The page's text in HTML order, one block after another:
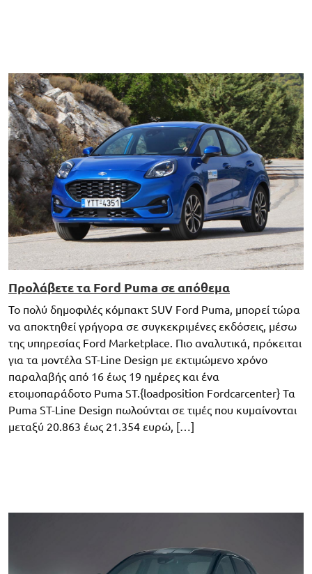
Προλάβετε τα Ford Puma σε απόθεμα
Το πολύ δημοφιλές κόμπακτ SUV Ford Puma, μπορεί τώρα
να αποκτηθεί γρήγορα σε συγκεκριμένες εκδόσεις, μέσω
της υπηρεσίας Ford Marketplace. Πιο αναλυτικά, πρόκειται
για τα μοντέλα ST-Line Design με εκτιμώμενο χρόνο
παραλαβής από 16 έως 19 ημέρες και ένα
ετοιμοπαράδοτο Puma ST.{loadposition Fordcarcenter} Τα
Puma ST-Line Design πωλούνται σε τιμές που κυμαίνονται
μεταξύ 20.863 έως 21.354 ευρώ, […]